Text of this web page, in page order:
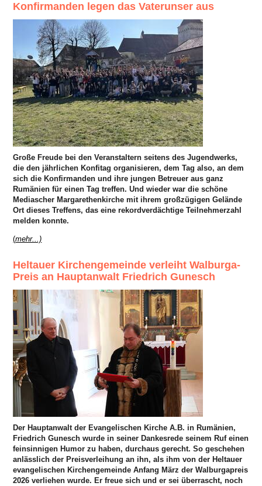
Konfirmanden legen das Vaterunser aus
Große Freude bei den Veranstaltern seitens des Jugendwerks,
die den jährlichen Konfitag organisieren, dem Tag also, an dem
sich die Konfirmanden und ihre jungen Betreuer aus ganz
Rumänien für einen Tag treffen. Und wieder war die schöne
Mediascher Margarethenkirche mit ihrem großzügigen Gelände
Ort dieses Treffens, das eine rekordverdächtige Teilnehmerzahl
melden konnte.
(mehr...)
Heltauer Kirchengemeinde verleiht Walburga-
Preis an Hauptanwalt Friedrich Gunesch
Der Hauptanwalt der Evangelischen Kirche A.B. in Rumänien,
Friedrich Gunesch wurde in seiner Dankesrede seinem Ruf einen
feinsinnigen Humor zu haben, durchaus gerecht. So geschehen
anlässlich der Preisverleihung an ihn, als ihm von der Heltauer
evangelischen Kirchengemeinde Anfang März der Walburgapreis
2026 verliehen wurde. Er freue sich und er sei überrascht, noch